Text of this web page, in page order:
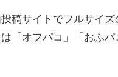
稿サイトでフルサイ
「オフパコ」「おふ